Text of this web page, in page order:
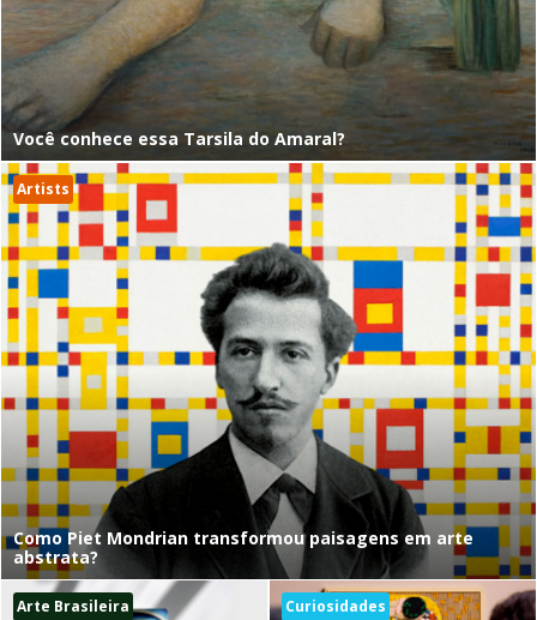
Você conhece essa Tarsila do Amaral?
Artists
Como Piet Mondrian transformou paisagens em arte
abstrata?
Arte Brasileira Curiosidades